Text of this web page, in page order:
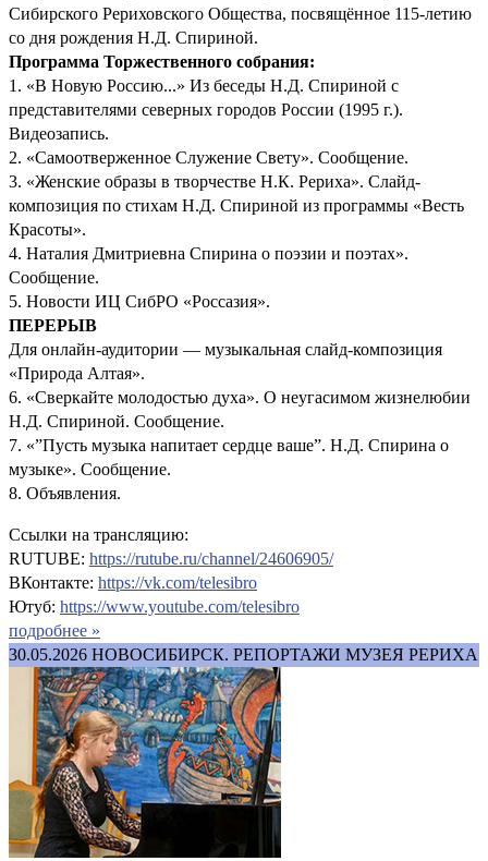
Сибирского Рериховского Общества, посвящённое 115-летию
со дня рождения Н.Д. Спириной.
Программа Торжественного собрания:
1. «В Новую Россию...» Из беседы Н.Д. Спириной с
представителями северных городов России (1995 г.).
Видеозапись.
2. «Самоотверженное Служение Свету». Сообщение.
3. «Женские образы в творчестве Н.К. Рериха». Слайд-
композиция по стихам Н.Д. Спириной из программы «Весть
Красоты».
4. Наталия Дмитриевна Спирина о поэзии и поэтах».
Сообщение.
5. Новости ИЦ СибРО «Россазия».
ПЕРЕРЫВ
Для онлайн-аудитории — музыкальная слайд-композиция
«Природа Алтая».
6. «Сверкайте молодостью духа». О неугасимом жизнелюбии
Н.Д. Спириной. Сообщение.
7. «”Пусть музыка напитает сердце ваше”. Н.Д. Спирина о
музыке». Сообщение.
8. Объявления.
Ссылки на трансляцию:
RUTUBE: https://rutube.ru/channel/24606905/
ВКонтакте: https://vk.com/telesibro
Ютуб: https://www.youtube.com/telesibro
подробнее »
30.05.2026 НОВОСИБИРСК. РЕПОРТАЖИ МУЗЕЯ РЕРИХА